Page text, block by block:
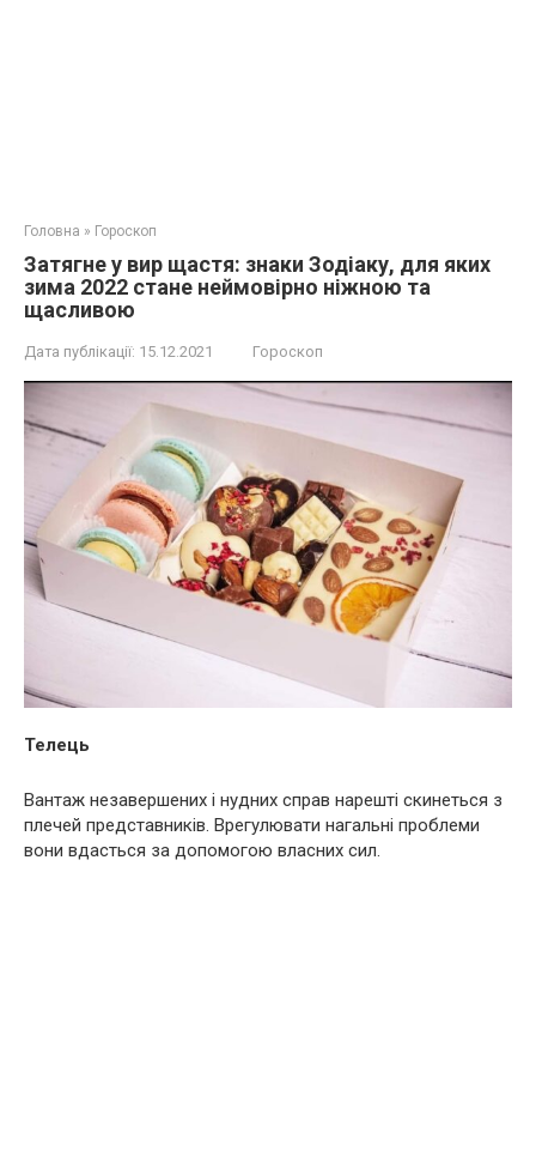
Головна » Гороскоп
Затягне у вир щастя: знаки Зодіаку, для яких
зима 2022 стане неймовірно ніжною та
щасливою
Дата публікації: 15.12.2021 Гороскоп
Телець
Вантаж незавершених і нудних справ нарешті скинеться з
плечей представників. Врегулювати нагальні проблеми
вони вдасться за допомогою власних сил.